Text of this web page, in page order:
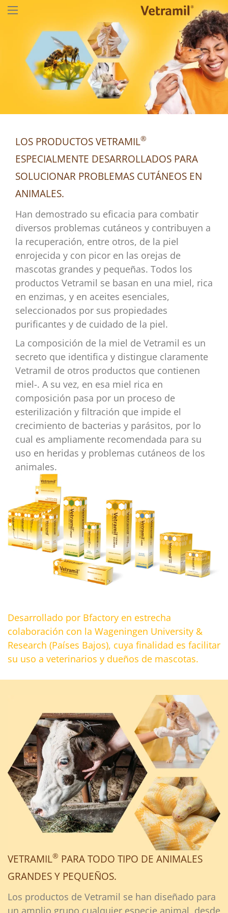
LOS PRODUCTOS VETRAMIL®
ESPECIALMENTE DESARROLLADOS PARA
SOLUCIONAR PROBLEMAS CUTÁNEOS EN
ANIMALES.
Han demostrado su eficacia para combatir
diversos problemas cutáneos y contribuyen a
la recuperación, entre otros, de la piel
enrojecida y con picor en las orejas de
mascotas grandes y pequeñas. Todos los
productos Vetramil se basan en una miel, rica
en enzimas, y en aceites esenciales,
seleccionados por sus propiedades
purificantes y de cuidado de la piel.
La composición de la miel de Vetramil es un
secreto que identifica y distingue claramente
Vetramil de otros productos que contienen
miel-. A su vez, en esa miel rica en
composición pasa por un proceso de
esterilización y filtración que impide el
crecimiento de bacterias y parásitos, por lo
cual es ampliamente recomendada para su
uso en heridas y problemas cutáneos de los
animales.
Desarrollado por Bfactory en estrecha
colaboración con la Wageningen University &
Research (Países Bajos), cuya finalidad es facilitar
su uso a veterinarios y dueños de mascotas.
VETRAMIL® PARA TODO TIPO DE ANIMALES
GRANDES Y PEQUEÑOS.
Los productos de Vetramil se han diseñado para